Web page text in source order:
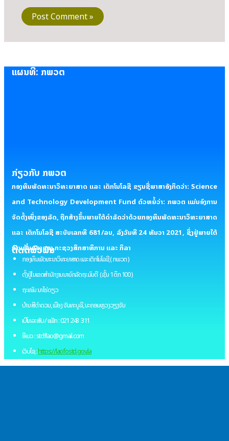
ແຜນທີ່: ກພວຕ
ກ່ຽວກັບ ກພວຕ
ກອງທຶນພັດທະນາວິທະຍາສາດ ແລະ ເຕັກໂນໂລຊີ ຂຽນຊື່ພາສາອັງກິດວ່າ: Science
and Technology Development Fund ຕົວຫຍໍ້ວ່າ: ກພວຕ ແມ່ນອົງການ
ຈັດຕັ້ງໜຶ່ງຂອງລັດ, ຖືກສ້າງຂຶ້ນພາຍໃຕ້ດໍາລັດວ່າດ້ວຍກອງທຶນພັດທະນາວິທະຍາສາດ
ແລະ ເຕັກໂນໂລຊີ ສະບັບເລກທີ 681/ລບ, ລົງວັນທີ 24 ທັນວາ 2021, ຊຶ່ງຢູ່ພາຍໃຕ້
ການຄຸ້ມຄອງຂອງ ກະຊວງສຶກສາທິການ ແລະ ກິລາ
ຕິດຕໍ່ພົວພັນ
ກອງທຶນພັດທະນາວິທະຍາສາດ ແລະ ເຕັກໂນໂລຊີ ( ກພວຕ )
ຕັ້ງຢູ່ໃນເຂດສຳນັກງານນາຍົກລັດຖະມົນຕີ ( ຊັ້ນ 1 ຕຶກ 100 )
ຖະໜົນ ນາໄຮ່ດຽວ
ບ້ານ ສີດຳດວນ, ເມືອງ ຈັນທະບູລີ, ນະຄອນຫຼວງວຽງຈັນ
ເບີໂທລະສັບ / ແຟັກ : 021 243 311
ອີເມວ : stdflao@gmail.com
ເວັບໄຊ :https://laofostd.gov.la